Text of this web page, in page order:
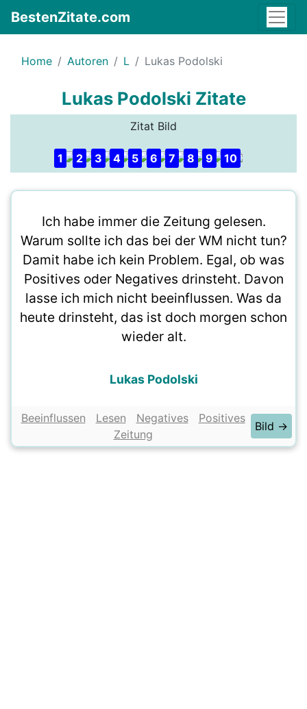
BestenZitate.com
Home Autoren L Lukas Podolski
Lukas Podolski Zitate
Zitat Bild
1 2 3 4 5 6 7 8 9 10
Ich habe immer die Zeitung gelesen.
Warum sollte ich das bei der WM nicht tun?
Damit habe ich kein Problem. Egal, ob was
Positives oder Negatives drinsteht. Davon
lasse ich mich nicht beeinflussen. Was da
heute drinsteht, das ist doch morgen schon
wieder alt.
Lukas Podolski
Beeinflussen Lesen Negatives
Positives
Zeitung
Bild →